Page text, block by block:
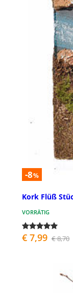
-8%
Kork Flüß
VORRÄTIG
€ 7,99 € 8,70